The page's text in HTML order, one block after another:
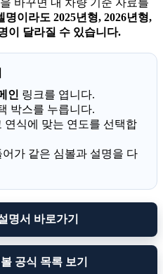
명이라도 2025년형, 2026년형,
이 달라질 수 있습니다.
인 링크를 엽니다.
박스를 누릅니다.
연식에 맞는 연도를 선택합
어가 같은 심볼과 설명을 다
명서 바로가기
공식 목록 보기